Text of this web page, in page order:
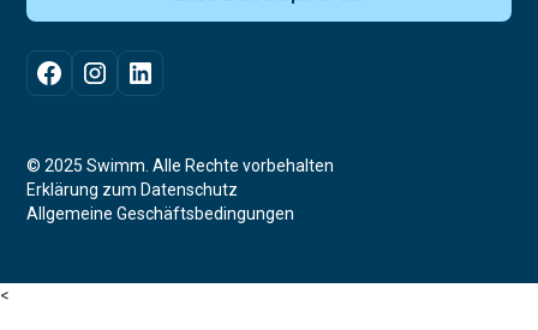
© 2025 Swimm. Alle Rechte vorbehalten
Erklärung zum Datenschutz
Allgemeine Geschäftsbedingungen
<